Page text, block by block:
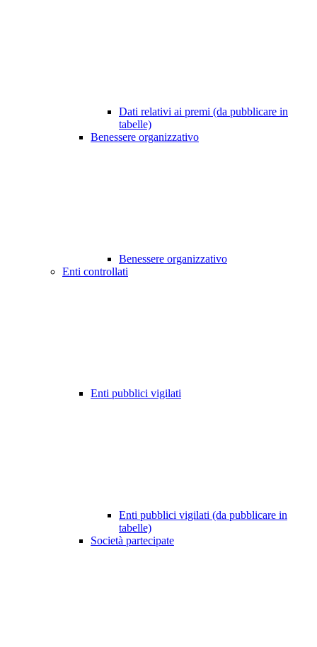
Dati relativi ai premi (da pubblicare in
tabelle)
Benessere organizzativo
Benessere organizzativo
Enti controllati
Enti pubblici vigilati
Enti pubblici vigilati (da pubblicare in
tabelle)
Società partecipate